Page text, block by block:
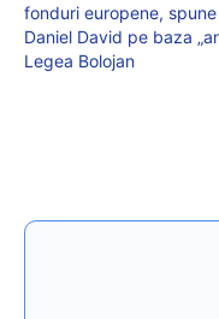
fonduri europene,
Daniel David pe baza
Legea Bolojan